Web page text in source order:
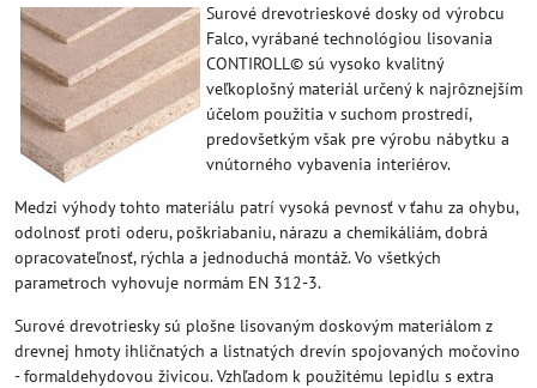
Surové drevotrieskové dosky od výrobcu
Falco, vyrábané technológiou lisovania
CONTIROLL© sú vysoko kvalitný
veľkoplošný materiál určený k najrôznejším
účelom použitia v suchom prostredí,
predovšetkým však pre výrobu nábytku a
vnútorného vybavenia interiérov.
Medzi výhody tohto materiálu patrí vysoká pevnosť v ťahu za ohybu,
odolnosť proti oderu, poškriabaniu, nárazu a chemikáliám, dobrá
opracovateľnosť, rýchla a jednoduchá montáž. Vo všetkých
parametroch vyhovuje normám EN 312-3.
Surové drevotriesky sú plošne lisovaným doskovým materiálom z
drevnej hmoty ihličnatých a listnatých drevín spojovaných močovino
- formaldehydovou živicou. Vzhľadom k použitému lepidlu s extra